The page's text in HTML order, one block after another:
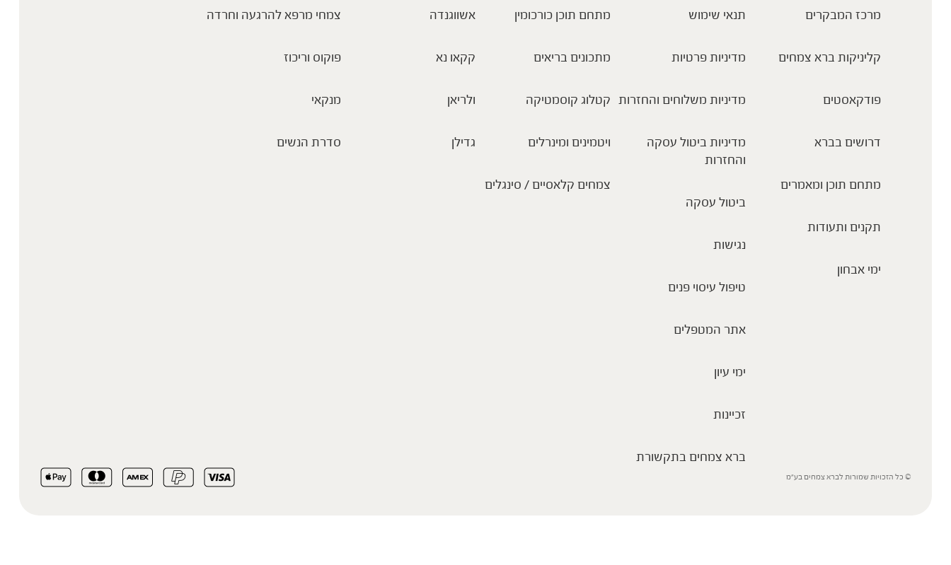
מרכז המבקרים
קליניקות ברא צמחים
פודקאסטים
דרושים בברא
מתחם תוכן ומאמרים
תקנים ותעודות
ימי אבחון
תנאי שימוש
מדיניות פרטיות
מדיניות משלוחים והחזרות
מדיניות ביטול עסקה
והחזרות
ביטול עסקה
נגישות
טיפול עיסוי פנים
אתר המטפלים
ימי עיון
זכיינות
ברא צמחים בתקשורת
מתחם תוכן כורכומין
מתכונים בריאים
קטלוג קוסמטיקה
ויטמינים ומינרלים
צמחים קלאסיים / סינגלים
אשווגנדה
קקאו נא
ולריאן
גדילן
צמחי מרפא להרגעה וחרדה
פוקוס וריכוז
מנקאי
סדרת הנשים
© כל הזכויות שמורות לברא צמחים בע”מ